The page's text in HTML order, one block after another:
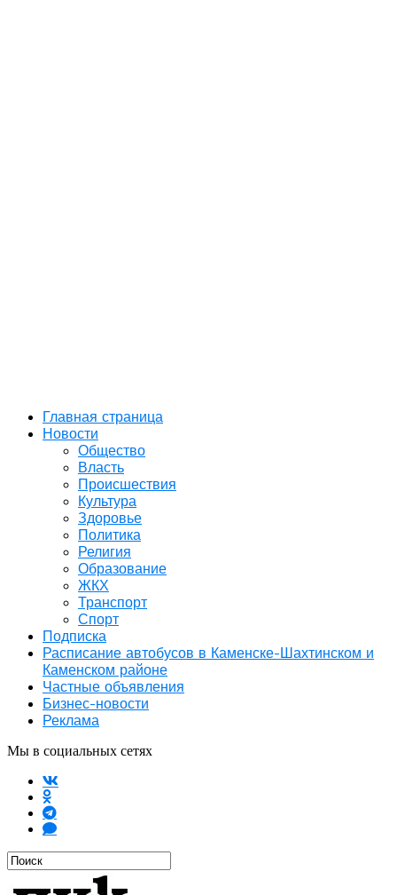
Главная страница
Новости
Общество
Власть
Происшествия
Культура
Здоровье
Политика
Религия
Образование
ЖКХ
Транспорт
Спорт
Подписка
Расписание автобусов в Каменске-Шахтинском и
Каменском районе
Частные объявления
Бизнес-новости
Реклама
Мы в социальных сетях